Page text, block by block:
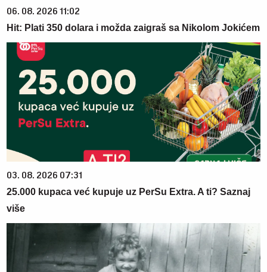
06. 08. 2026 11:02
Hit: Plati 350 dolara i možda zaigraš sa Nikolom Jokićem
03. 08. 2026 07:31
25.000 kupaca već kupuje uz PerSu Extra. A ti? Saznaj
više